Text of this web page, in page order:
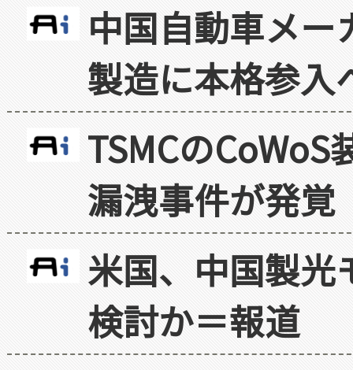
中国自動車メ
製造に本格参入
TSMCの
漏洩事件が発覚
米国、中国製光
検討か＝報道